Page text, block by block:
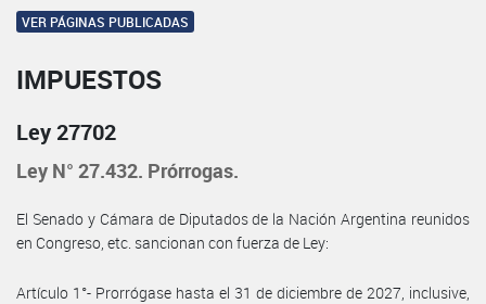
VER PÁGINAS PUBLICADAS
IMPUESTOS
Ley 27702
Ley N° 27.432. Prórrogas.
El Senado y Cámara de Diputados de la Nación Argentina reunidos
en Congreso, etc. sancionan con fuerza de Ley:
Artículo 1°- Prorrógase hasta el 31 de diciembre de 2027, inclusive,